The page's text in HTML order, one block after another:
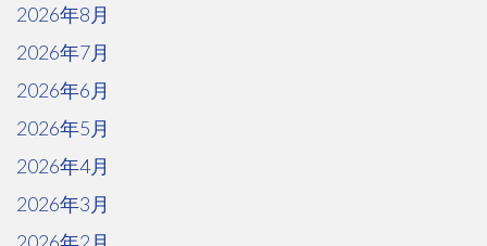
2026年8月
2026年7月
2026年6月
2026年5月
2026年4月
2026年3月